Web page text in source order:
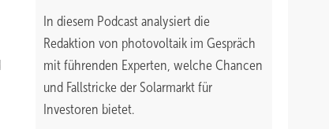
In diesem Podcast analysiert die
Redaktion von photovoltaik im Gespräch
mit führenden Experten, welche Chancen
und Fallstricke der Solarmarkt für
Investoren bietet.